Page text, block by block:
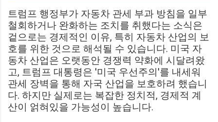
트럼프 행정부가 자동차 관세 부과 방침을 일부
철회하거나 완화하는 조치를 취했다는 소식은
겉으로는 경제적인 이유, 특히 자동차 산업의 보
호를 위한 것으로 해석될 수 있습니다. 미국 자
동차 산업은 오랫동안 경쟁력 약화에 시달려왔
고, 트럼프 대통령은 '미국 우선주의'를 내세워
관세 장벽을 통해 자국 산업을 보호하려 했습니
다. 하지만 실제로는 복잡한 정치적, 경제적 계
산이 얽혀있을 가능성이 높습니다.